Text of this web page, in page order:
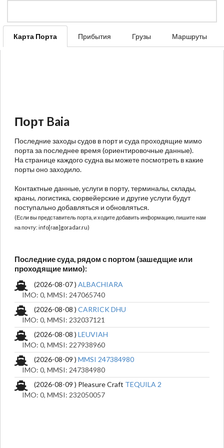
Карта Порта Прибытия Грузы Маршруты
Порт Baia
Последние заходы судов в порт и суда проходящие мимо
порта за последнее время (ориентировочные данные).
На странице каждого судна вы можете посмотреть в какие
порты оно заходило.
Контактные данные, услуги в порту, терминалы, склады,
краны, логистика, сюрвейерские и другие услуги будут
поступально добавляться и обновляться.
(Если вы представитель порта, и ходите добавить информацию, пишите нам
на почту: info[гав]goradar.ru)
Последние суда, рядом с портом (зашедщие или
проходящие мимо):
(2026-08-07 ) ALBACHIARA
IMO: 0, MMSI: 247065740
(2026-08-08 ) CARRICK DHU
IMO: 0, MMSI: 232037121
(2026-08-08 ) LEUVIAH
IMO: 0, MMSI: 227938960
(2026-08-09 ) MMSI 247384980
IMO: 0, MMSI: 247384980
(2026-08-09 ) Pleasure Craft TEQUILA 2
IMO: 0, MMSI: 232050057